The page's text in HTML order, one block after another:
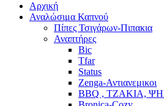
Αρχική
Αναλώσιμα Καπνού
Πίπες Τσιγάρων-Πιπακια
Αναπτήρες
Bic
Tfar
Status
Zenga-Αντιανεμικοι
BBQ , ΤΖΑΚΙΑ,